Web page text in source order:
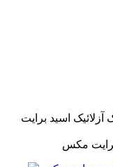
اسید برایت